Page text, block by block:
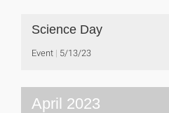
Science Day
Event 5/13/23
April 2023